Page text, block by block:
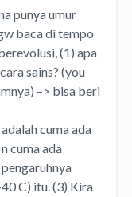
punya umur
baca di tempo
(1) apa
sains? (you
–> bisa beri
cuma ada
cuma ada
C) itu. (3) Kira